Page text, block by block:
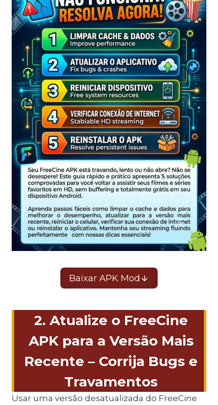
Baixar APK Mod
2. Atualize o FreeCine
APK para a Versão Mais
Recente – Corrija Bugs e
Travamentos
Usar uma versão desatualizada do FreeCine